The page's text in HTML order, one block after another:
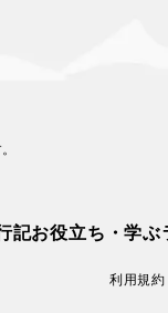
記お役立ち・学ぶ
利用規